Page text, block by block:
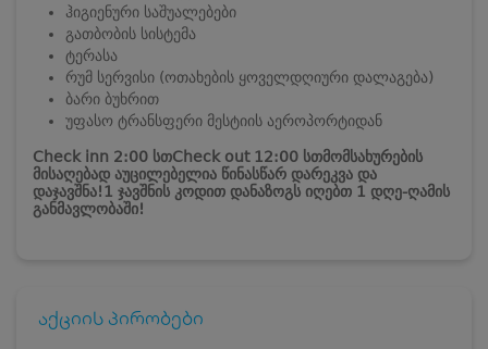
ჰიგიენური საშუალებები
გათბობის სისტემა
ტერასა
რუმ სერვისი (ოთახების ყოველდღიური დალაგება)
ბარი ბუხრით
უფასო ტრანსფერი მესტიის აეროპორტიდან
Check inn 2:00 სთCheck out 12:00 სთმომსახურების
მისაღებად აუცილებელია წინასწარ დარეკვა და
დაჯავშნა!1 ჯავშნის კოდით დანაზოგს იღებთ 1 დღე-ღამის
განმავლობაში!
აქციის პირობები